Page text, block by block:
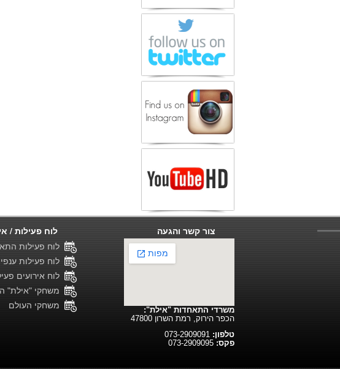
לוח פעילות /
לוח פעילות
לוח פעילות
לוח אירועים
משחקי "אילת"
משחקי העולם
צור קשר והגעה
משרדי התאחדות "אילת":
הכפר הירוק, רמת השרון 47800
טלפון:
פקס: